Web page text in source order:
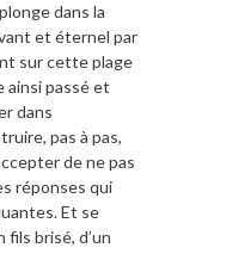
dans la
et éternel par
sur cette plage
ainsi passé et
dans
pas à pas,
de ne pas
réponses qui
Et se
fils brisé, d’un